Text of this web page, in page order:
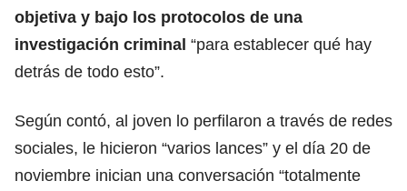
objetiva y bajo los protocolos de una
investigación criminal “para establecer qué hay
detrás de todo esto”.
Según contó, al joven lo perfilaron a través de redes
sociales, le hicieron “varios lances” y el día 20 de
noviembre inician una conversación “totalmente